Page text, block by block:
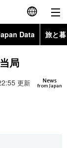
English
简体字
繁體字
Data 旅と
Images
局
News
from Japan
更新